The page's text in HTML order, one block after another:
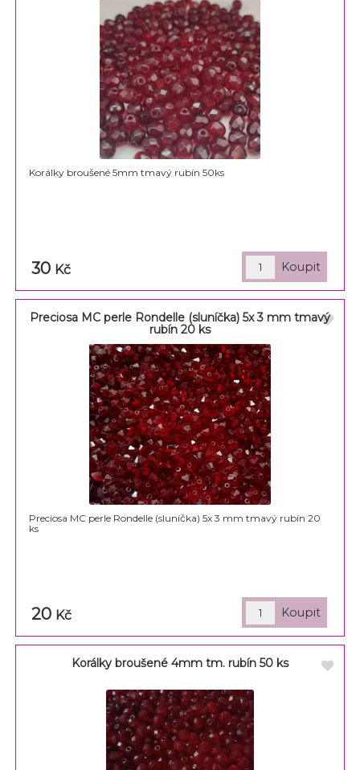
Korálky broušené 5mm tmavý rubín 50ks
30 Kč
Preciosa MC perle Rondelle (sluníčka) 5x 3 mm tmavý
rubín 20 ks
Preciosa MC perle Rondelle (sluníčka) 5x 3 mm tmavý rubín 20
ks
20 Kč
Korálky broušené 4mm tm. rubín 50 ks